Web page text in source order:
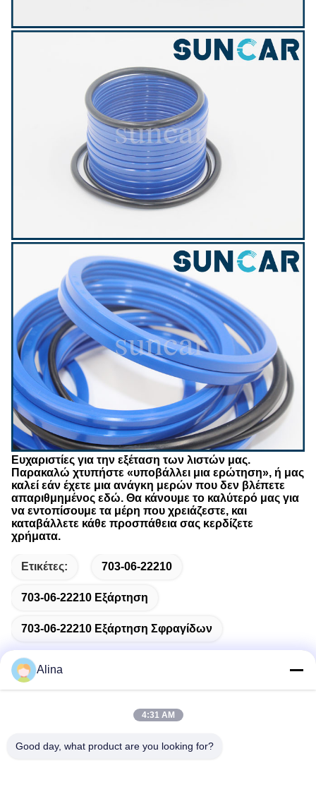
Ευχαριστίες για την εξέταση των λιστών μας.
Παρακαλώ χτυπήστε «υποβάλλει μια ερώτηση», ή μας
καλεί εάν έχετε μια ανάγκη μερών που δεν βλέπετε
απαριθμημένος εδώ. Θα κάνουμε το καλύτερό μας για
να εντοπίσουμε τα μέρη που χρειάζεστε, και
καταβάλλετε κάθε προσπάθεια σας κερδίζετε
χρήματα.
Ετικέτες: 703-06-22210
703-06-22210 Εξάρτηση
703-06-22210 Εξάρτηση Σφραγίδων
Γρήγορη επικοινωνία
Διεύθυνση
Alina
4:31 AM
Good day, what product are you looking for?